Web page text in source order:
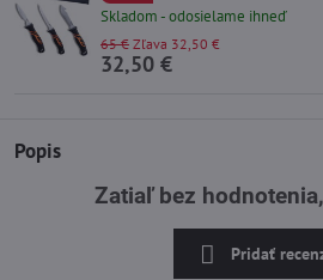
Popis
Zatiaľ bez
Pridať
Skladom - odosielame ihneď
32,50 €
65 € Zľava 32,50 €